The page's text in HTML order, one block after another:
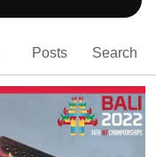
Posts Search